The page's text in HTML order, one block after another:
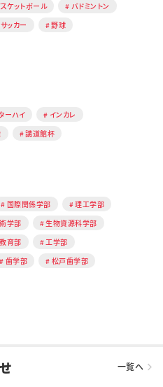
ケットボール
バドミントン
ッカー
野球
ーハイ
インカレ
講道館杯
国際関係学部
理工学部
学部
生物資源科学部
育部
工学部
歯学部
松戸歯学部
一覧へ